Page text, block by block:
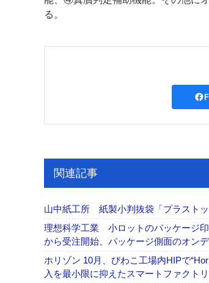
る。
関連記事
山中紙工所 紙製小判抜袋「プラスト
理想科学工業 小ロットのパッケージ
から受注開始、パッケージ側面のオン
ホリゾン 10月、びわこ工場内HIPで
入を最小限に抑えたスマートファクト